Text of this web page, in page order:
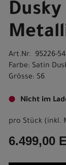
Art.Nr. 95226-
Farbe: Satin
Grösse: S6
Nicht im
pro Stück (inkl.
6.499,00